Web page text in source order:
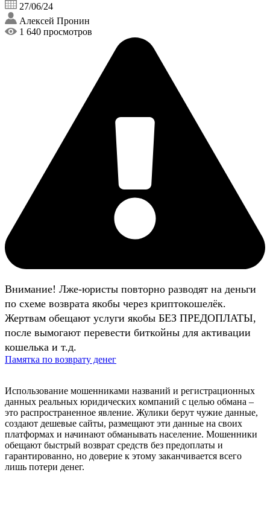
27/06/24
Алексей Пронин
1 640 просмотров
Внимание! Лже-юристы повторно разводят на деньги
по схеме возврата якобы через криптокошелёк.
Жертвам обещают услуги якобы БЕЗ ПРЕДОПЛАТЫ,
после вымогают перевести биткойны для активации
кошелька и т.д.
Памятка по возврату денег
Использование мошенниками названий и регистрационных
данных реальных юридических компаний с целью обмана –
это распространенное явление. Жулики берут чужие данные,
создают дешевые сайты, размещают эти данные на своих
платформах и начинают обманывать население. Мошенники
обещают быстрый возврат средств без предоплаты и
гарантированно, но доверие к этому заканчивается всего
лишь потери денег.